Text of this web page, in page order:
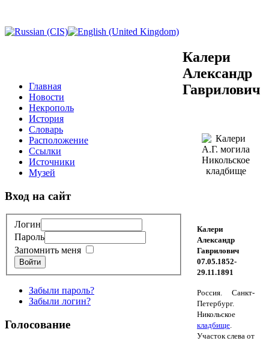
Главная
Новости
Некрополь
История
Словарь
Расположение
Ссылки
Источники
Музей
Вход на сайт
Логин
Пароль
Запомнить меня
Войти
Забыли пароль?
Забыли логин?
Голосование
Калери
Александр
Гаврилович
Калери
Александр
Гаврилович
07.05.1852-
29.11.1891
Россия. Санкт-
Петербург.
Никольское
кладбище
Участок слева от